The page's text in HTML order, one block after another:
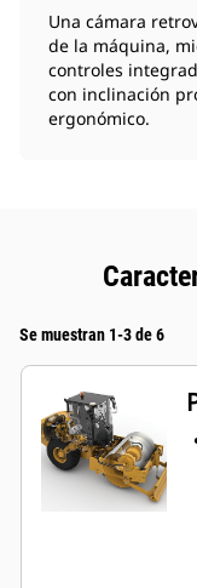
Una cámara
de la máquina,
controles
con inclinación
ergonómico.
Se muestran 1-3 de 6